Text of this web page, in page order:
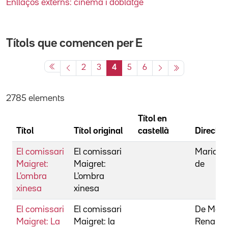
Enllaços externs: cinema i doblatge
Títols que comencen per E
2 3 4 5 6
2785 elements
Títol Títol original
Títol en
castellà
Director
El comissari
Maigret:
L'ombra
xinesa
El comissari
Maigret:
L'ombra
xinesa
Maria,
de
El comissari
Maigret: La
El comissari
Maigret: la
De
Renato